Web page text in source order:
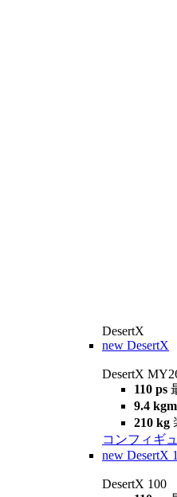
DesertX
new DesertX
DesertX
110 ps
9.4 kgm
210 kg
コンフィギ
new DesertX
DesertX 100